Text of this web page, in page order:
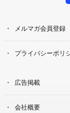
メルマガ会員登録
プライバシーポリ
広告掲載
会社概要